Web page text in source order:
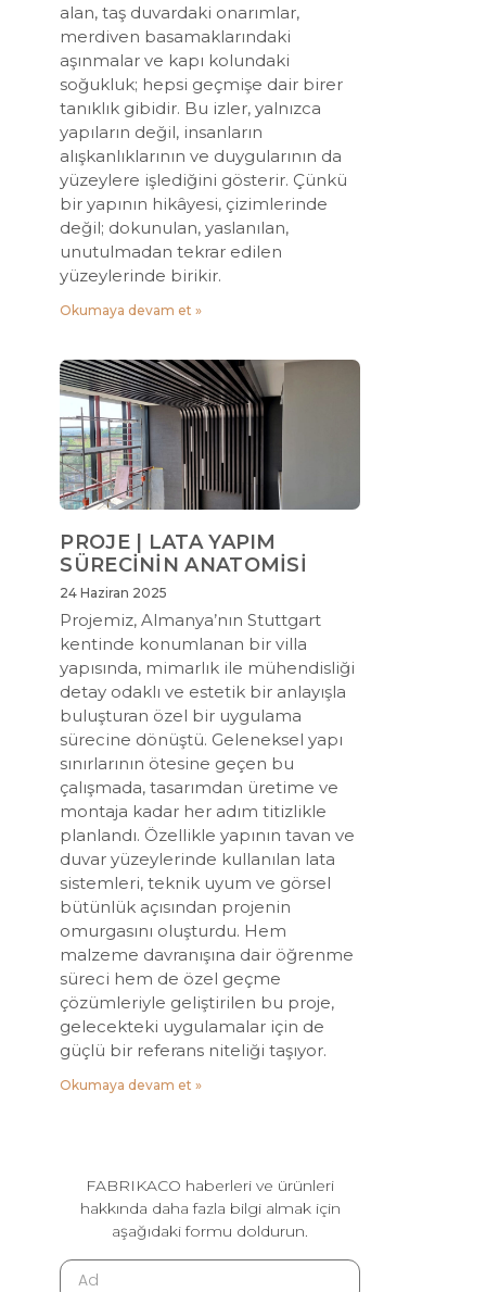
alan, taş duvardaki onarımlar,
merdiven basamaklarındaki
aşınmalar ve kapı kolundaki
soğukluk; hepsi geçmişe dair birer
tanıklık gibidir. Bu izler, yalnızca
yapıların değil, insanların
alışkanlıklarının ve duygularının da
yüzeylere işlediğini gösterir. Çünkü
bir yapının hikâyesi, çizimlerinde
değil; dokunulan, yaslanılan,
unutulmadan tekrar edilen
yüzeylerinde birikir.
Okumaya devam et »
PROJE | LATA YAPIM
SÜRECİNİN ANATOMİSİ
24 Haziran 2025
Projemiz, Almanya’nın Stuttgart
kentinde konumlanan bir villa
yapısında, mimarlık ile mühendisliği
detay odaklı ve estetik bir anlayışla
buluşturan özel bir uygulama
sürecine dönüştü. Geleneksel yapı
sınırlarının ötesine geçen bu
çalışmada, tasarımdan üretime ve
montaja kadar her adım titizlikle
planlandı. Özellikle yapının tavan ve
duvar yüzeylerinde kullanılan lata
sistemleri, teknik uyum ve görsel
bütünlük açısından projenin
omurgasını oluşturdu. Hem
malzeme davranışına dair öğrenme
süreci hem de özel geçme
çözümleriyle geliştirilen bu proje,
gelecekteki uygulamalar için de
güçlü bir referans niteliği taşıyor.
Okumaya devam et »
FABRIKACO haberleri ve ürünleri
hakkında daha fazla bilgi almak için
aşağıdaki formu doldurun.